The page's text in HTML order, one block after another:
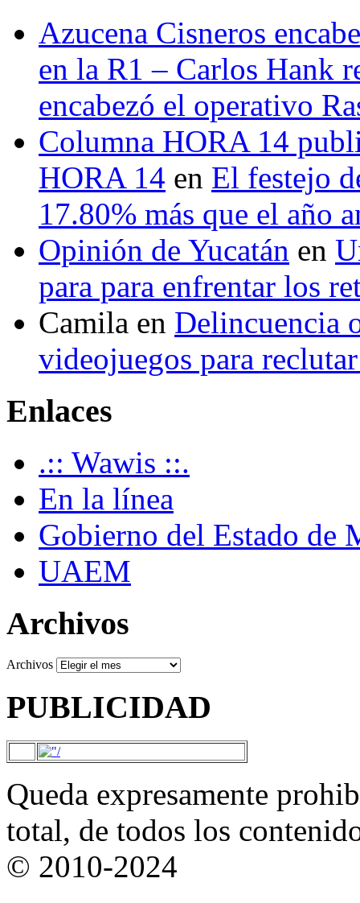
Azucena Cisneros
en la R1 – Carlos Hank
encabezó el operativo
Columna HORA 14
HORA 14 en El festejo
17.80% más que el año
Opinión de Yucatán en
para para enfrentar los
Camila en Delincuencia
videojuegos para
Enlaces
.:: Wawis ::.
En la línea
Gobierno del Estado de
UAEM
Archivos
Archivos
PUBLICIDAD
Queda expresamente
total, de todos los
© 2010-2024